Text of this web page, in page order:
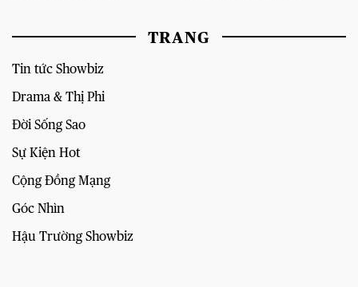
TRANG
Tin tức Showbiz
Drama & Thị Phi
Đời Sống Sao
Sự Kiện Hot
Cộng Đồng Mạng
Góc Nhìn
Hậu Trường Showbiz